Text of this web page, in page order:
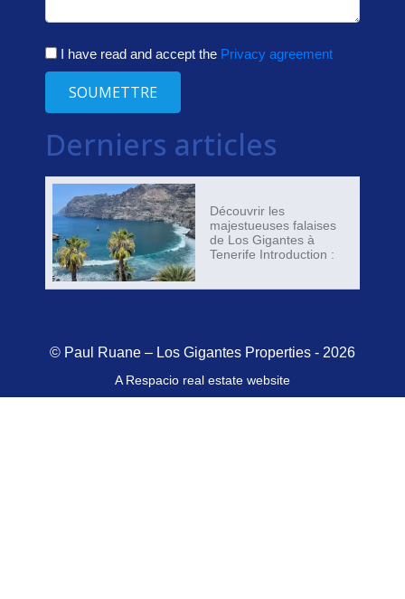
I have read and accept the Privacy agreement
SOUMETTRE
Derniers articles
Découvrir les
majestueuses falaises
de Los Gigantes à
Tenerife Introduction :
© Paul Ruane – Los Gigantes Properties - 2026
A Respacio real estate website